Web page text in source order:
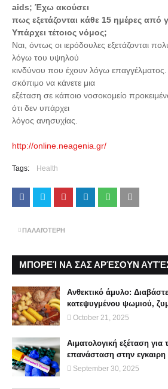
aids; Έχω ακούσει
πως εξετάζονται κάθε 15 ημέρες από
Υπάρχει τέτοιος νόμος;
Ναι, όντως οι ιερόδουλες εξετάζονται
λόγω του υψηλού
κινδύνου που έχουν λόγω επαγγέλματος.
σκόπιμο να κάνετε μια
εξέταση σε κάποιο νοσοκομείο
ότι δεν υπάρχει
λόγος ανησυχίας.
http://online.neagenia.gr/
Tags: Health
ΠΑΛΑΙΌΤΕΡΗ
ΜΠΟΡΕΊ ΝΑ ΣΑΣ ΑΡΈΣΟΥΝ
Ανθεκτικό άμυλο:
κατεψυγμένου ψωμιού,
October 21, 2025
Αιματολογική εξέταση για
επανάσταση στην
September 30, 2025